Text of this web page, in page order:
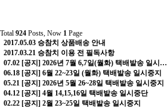
Total 924 Posts, Now 1 Page
2017.05.03 승참치 상품배송 안내
2017.03.21 승참치 이용 전 필독사항
07.02 [공지] 2026년 7월 6,7일(월화) 택배발송 일시…
06.18 [공지] 6월 22~23일 (월화) 택배발송 일시중지
05.21 [공지] 2026년 5월 26~28일 택배발송 일시중지
04.12 [공지] 4월 14,15,16일 택배발송 일시중단
02.22 [공지] 2월 23~25일 택배발송 일시중지